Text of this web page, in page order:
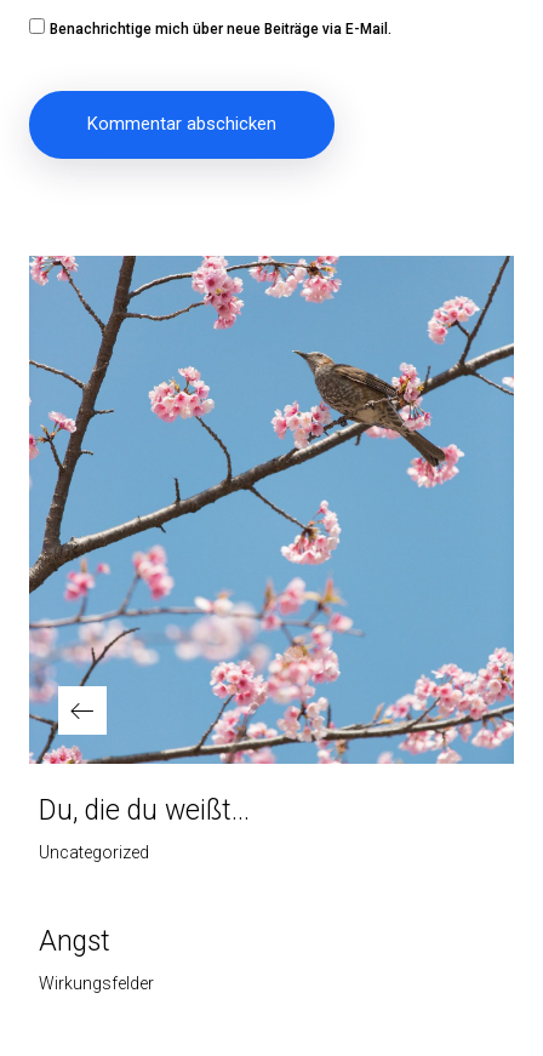
Benachrichtige mich über neue Beiträge via E-Mail.
Du, die du weißt...
Uncategorized
Angst
Wirkungsfelder